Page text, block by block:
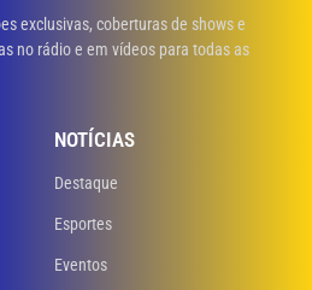
exclusivas, coberturas de shows e
no rádio e em vídeos para todas as
NOTÍCIAS
Destaque
Esportes
Eventos